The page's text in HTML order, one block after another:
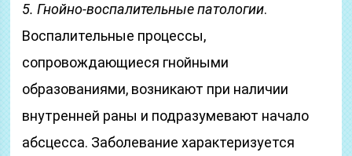
5. Гнойно-воспалительные патологии.
Воспалительные процессы,
сопровождающиеся гнойными
образованиями, возникают при наличии
внутренней раны и подразумевают начало
абсцесса. Заболевание характеризуется